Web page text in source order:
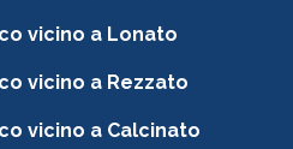
vicino a Lonato
vicino a Rezzato
vicino a Calcinato